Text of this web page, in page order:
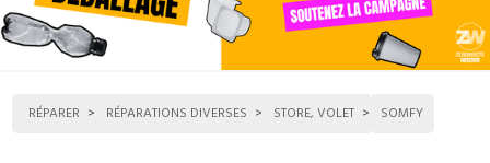
RÉPARER RÉPARATIONS DIVERSES STORE, VOLET SOMFY